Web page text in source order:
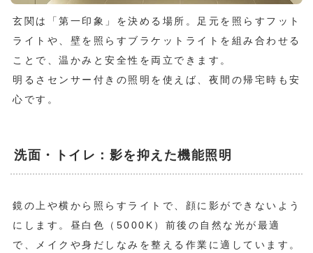
玄関は「第一印象」を決める場所。足元を照らすフット
ライトや、壁を照らすブラケットライトを組み合わせる
ことで、温かみと安全性を両立できます。
明るさセンサー付きの照明を使えば、夜間の帰宅時も安
心です。
洗面・トイレ：影を抑えた機能照明
鏡の上や横から照らすライトで、顔に影ができないよう
にします。昼白色（5000K）前後の自然な光が最適
で、メイクや身だしなみを整える作業に適しています。